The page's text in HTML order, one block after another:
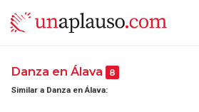
Danza en Álava 8
Similar a Danza en Álava: